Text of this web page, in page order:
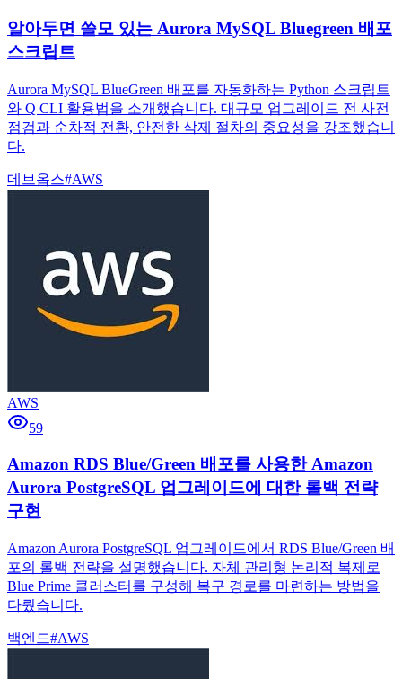
알아두면 쓸모 있는 Aurora MySQL Bluegreen 배포
스크립트
Aurora MySQL BlueGreen 배포를 자동화하는 Python 스크립트
와 Q CLI 활용법을 소개했습니다. 대규모 업그레이드 전 사전
점검과 순차적 전환, 안전한 삭제 절차의 중요성을 강조했습니
다.
데브옵스#AWS
AWS
59
Amazon RDS Blue/Green 배포를 사용한 Amazon
Aurora PostgreSQL 업그레이드에 대한 롤백 전략
구현
Amazon Aurora PostgreSQL 업그레이드에서 RDS Blue/Green 배
포의 롤백 전략을 설명했습니다. 자체 관리형 논리적 복제로
Blue Prime 클러스터를 구성해 복구 경로를 마련하는 방법을
다뤘습니다.
백엔드#AWS